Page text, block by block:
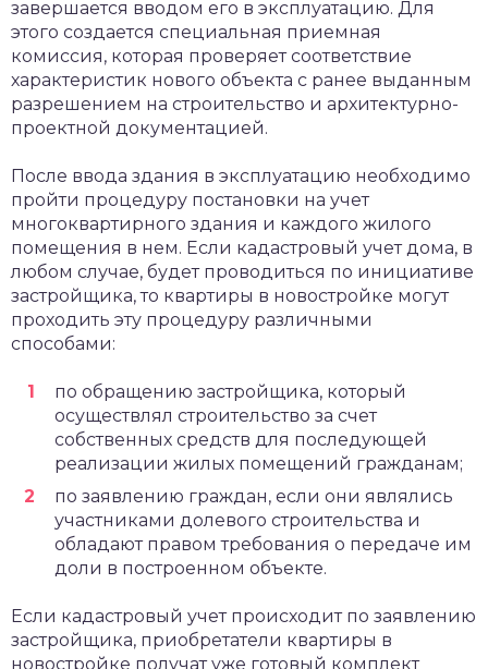
завершается вводом его в эксплуатацию. Для
этого создается специальная приемная
комиссия, которая проверяет соответствие
характеристик нового объекта с ранее выданным
разрешением на строительство и архитектурно-
проектной документацией.
После ввода здания в эксплуатацию необходимо
пройти процедуру постановки на учет
многоквартирного здания и каждого жилого
помещения в нем. Если кадастровый учет дома, в
любом случае, будет проводиться по инициативе
застройщика, то квартиры в новостройке могут
проходить эту процедуру различными
способами:
по обращению застройщика, который
осуществлял строительство за счет
собственных средств для последующей
реализации жилых помещений гражданам;
по заявлению граждан, если они являлись
участниками долевого строительства и
обладают правом требования о передаче им
доли в построенном объекте.
Если кадастровый учет происходит по заявлению
застройщика, приобретатели квартиры в
новостройке получат уже готовый комплект